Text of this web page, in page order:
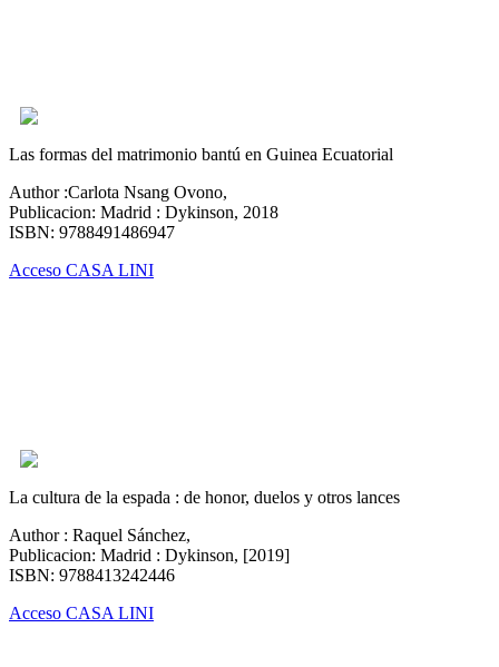
Las formas del matrimonio bantú en Guinea Ecuatorial
Author :Carlota Nsang Ovono,
Publicacion: Madrid : Dykinson, 2018
ISBN: 9788491486947
Acceso CASA LINI
La cultura de la espada : de honor, duelos y otros lances
Author : Raquel Sánchez,
Publicacion: Madrid : Dykinson, [2019]
ISBN: 9788413242446
Acceso CASA LINI